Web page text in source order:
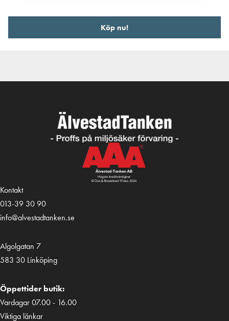
Köp nu!
Kontakt
013-39 30 90
info@alvestadtanken.se
Algolgatan 7
583 30 Linköping
Öppettider butik:
Vardagar 07.00 - 16.00
Viktiga länkar